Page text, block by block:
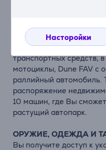
Насторойки
ЦЕЛАЯ ПОДБОРКА
СРЕДСТВ
К Вашим услугам 10
транспортных средств,
мотоциклы, Dune FAV с
раллийный автомобиль.
распоряжение
10 машин, где Вы
растущий автопарк.
ОРУЖИЕ, ОДЕЖДА И
Вы получите доступ к